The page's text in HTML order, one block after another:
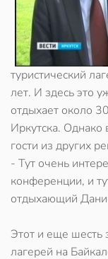
туристический
лет. И здесь это
отдыхает около
Иркутска.
гости из других
- Тут очень
конференции, и
отдыхающий
Этот и еще шесть
лагерей на